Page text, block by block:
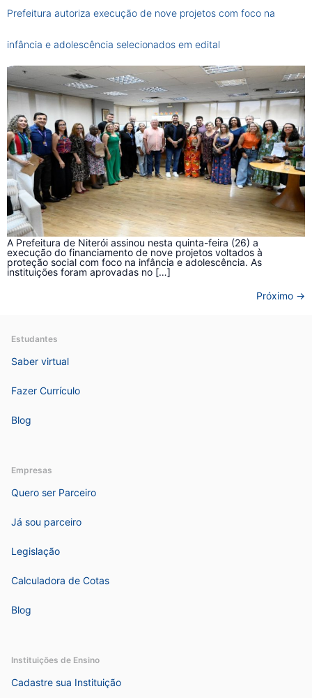
Prefeitura autoriza execução de nove projetos com foco na
infância e adolescência selecionados em edital
A Prefeitura de Niterói assinou nesta quinta-feira (26) a
execução do financiamento de nove projetos voltados à
proteção social com foco na infância e adolescência. As
instituições foram aprovadas no […]
Próximo →
Estudantes
Saber virtual
Fazer Currículo
Blog
Empresas
Quero ser Parceiro
Já sou parceiro
Legislação
Calculadora de Cotas
Blog
Instituições de Ensino
Cadastre sua Instituição